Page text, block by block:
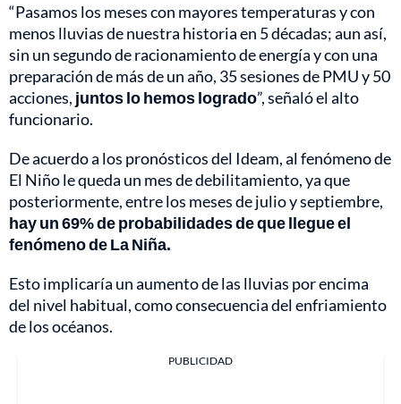
“Pasamos los meses con mayores temperaturas y con
menos lluvias de nuestra historia en 5 décadas; aun así,
sin un segundo de racionamiento de energía y con una
preparación de más de un año, 35 sesiones de PMU y 50
acciones, juntos lo hemos logrado”, señaló el alto
funcionario.
De acuerdo a los pronósticos del Ideam, al fenómeno de
El Niño le queda un mes de debilitamiento, ya que
posteriormente, entre los meses de julio y septiembre,
hay un 69% de probabilidades de que llegue el
fenómeno de La Niña.
Esto implicaría un aumento de las lluvias por encima
del nivel habitual, como consecuencia del enfriamiento
de los océanos.
PUBLICIDAD